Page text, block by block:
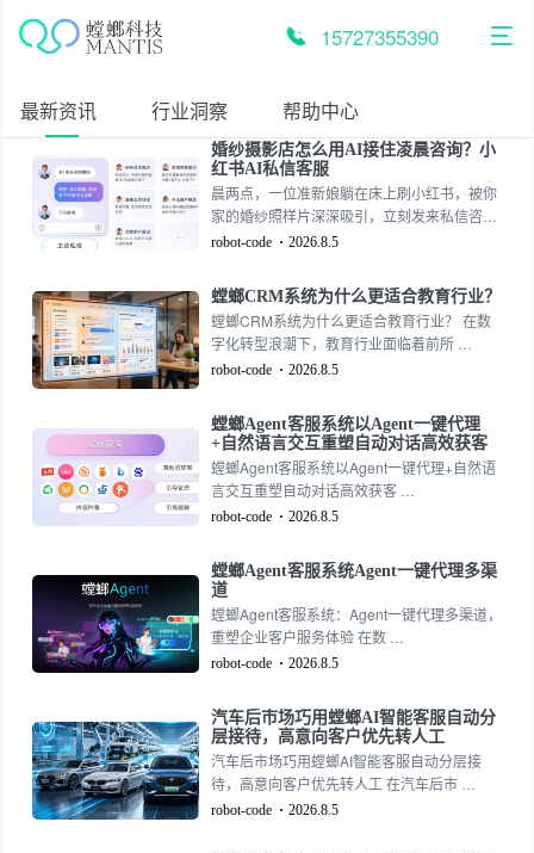
15727355390
最新资讯 行业洞察 帮助中心
婚纱摄影店怎么用AI接住凌晨咨询？小
红书AI私信客服
晨两点，一位准新娘躺在床上刷小红书，被你
家的婚纱照样片深深吸引，立刻发来私信咨询
价格和档期。然
robot-code 2026.8.5
螳螂CRM系统为什么更适合教育行业？
螳螂CRM系统为什么更适合教育行业？ 在数
字化转型浪潮下，教育行业面临着前所 …
robot-code 2026.8.5
螳螂Agent客服系统以Agent一键代理
+自然语言交互重塑自动对话高效获客
螳螂Agent客服系统以Agent一键代理+自然语
言交互重塑自动对话高效获客 …
robot-code 2026.8.5
螳螂Agent客服系统Agent一键代理多渠
道
螳螂Agent客服系统：Agent一键代理多渠道，
重塑企业客户服务体验 在数 …
robot-code 2026.8.5
汽车后市场巧用螳螂AI智能客服自动分
层接待，高意向客户优先转人工
汽车后市场巧用螳螂AI智能客服自动分层接
待，高意向客户优先转人工 在汽车后市 …
robot-code 2026.8.5